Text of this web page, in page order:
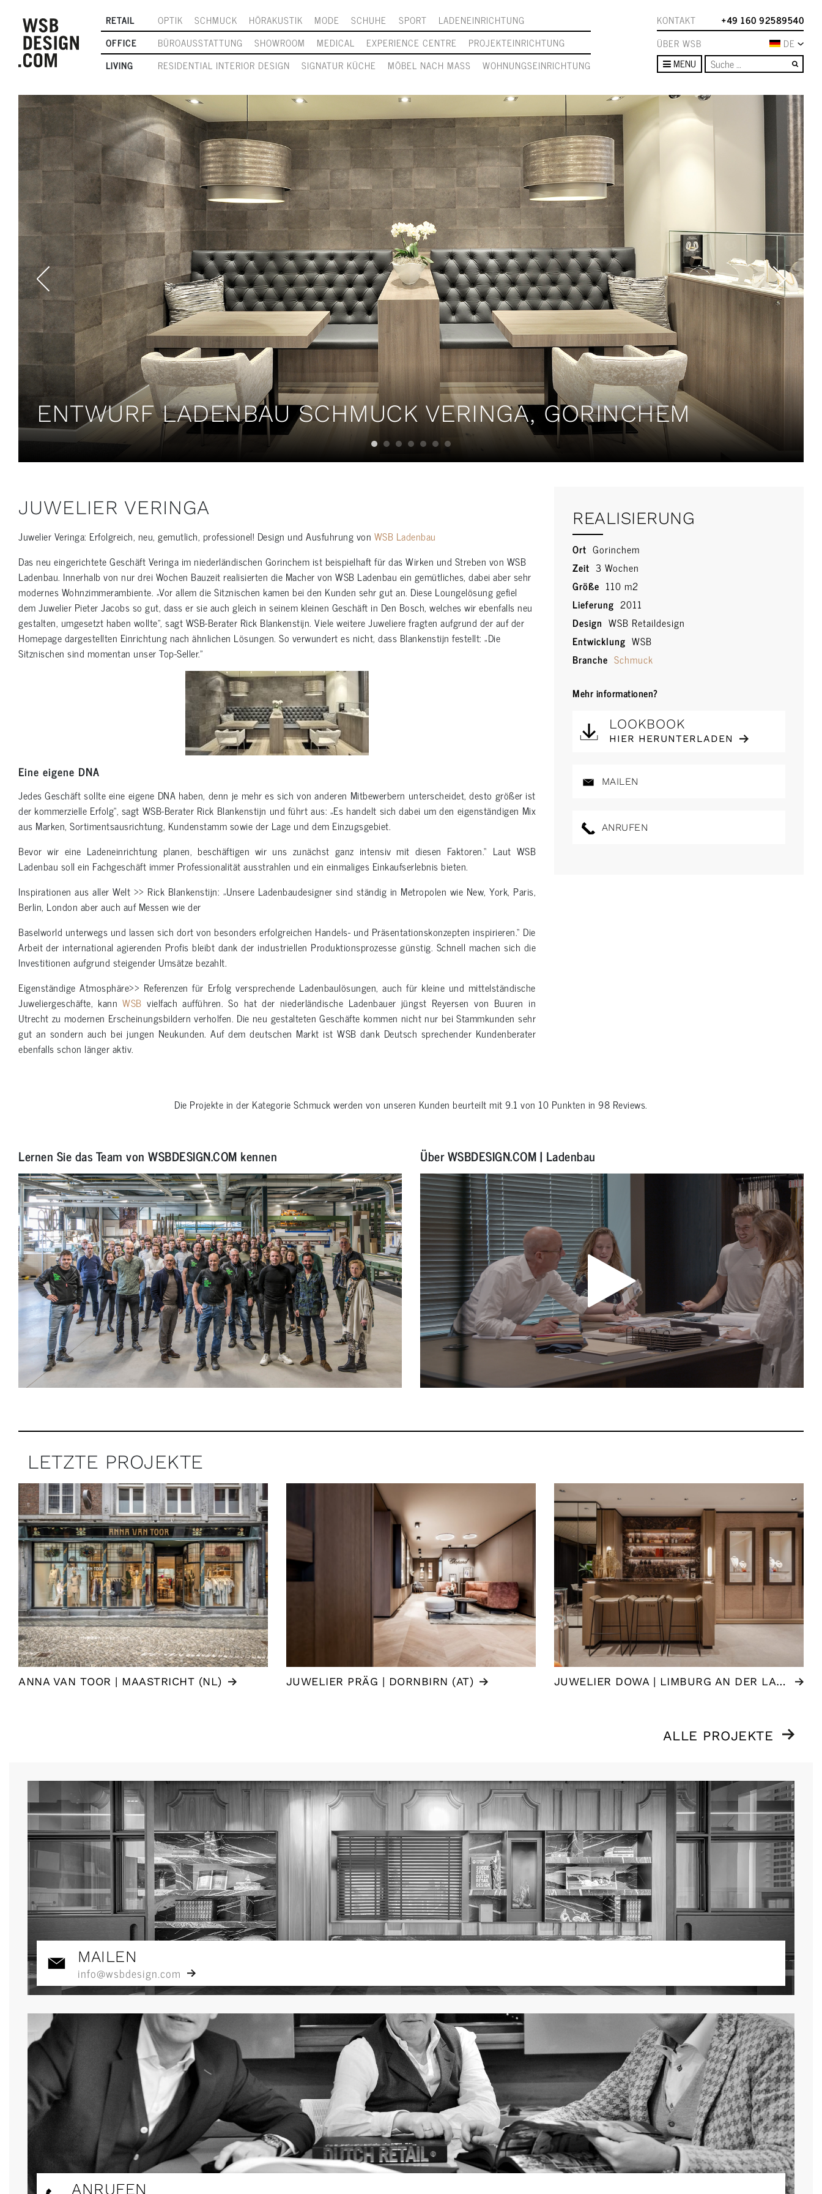
RETAIL OPTIK SCHMUCK HÖRAKUSTIK MODE SCHUHE SPORT
LADENEINRICHTUNG
OFFICE
BÜROAUSSTATTUNG SHOWROOM MEDICAL EXPERIENCE CENTRE
PROJEKTEINRICHTUNG
LIVING
RESIDENTIAL INTERIOR DESIGN SIGNATUR KÜCHE MÖBEL NACH MASS WOHNUNGSEINRICHTUNG
KONTAKT
+49 160 92589540
ÜBER WSB
DE
MENU
ENTWURF LADENBAU SCHMUCK VERINGA, GORINCHEM
JUWELIER VERINGA
Juwelier Veringa: Erfolgreich, neu, gemutlich, professionel! Design und Ausfuhrung von WSB Ladenbau
Das neu eingerichtete Geschäft Veringa im niederländischen Gorinchem ist beispielhaft für das Wirken und Streben von WSB
Ladenbau. Innerhalb von nur drei Wochen Bauzeit realisierten die Macher von WSB Ladenbau ein gemütliches, dabei aber sehr
modernes Wohnzimmerambiente. „Vor allem die Sitznischen kamen bei den Kunden sehr gut an. Diese Loungelösung gefiel
dem Juwelier Pieter Jacobs so gut, dass er sie auch gleich in seinem kleinen Geschäft in Den Bosch, welches wir ebenfalls neu
gestalten, umgesetzt haben wollte”, sagt WSB-Berater Rick Blankenstijn. Viele weitere Juweliere fragten aufgrund der auf der
Homepage dargestellten Einrichtung nach ähnlichen Lösungen. So verwundert es nicht, dass Blankenstijn festellt: „Die
Sitznischen sind momentan unser Top-Seller.”
Eine eigene DNA
Jedes Geschäft sollte eine eigene DNA haben, denn je mehr es sich von anderen Mitbewerbern unterscheidet, desto größer ist
der kommerzielle Erfolg“, sagt WSB-Berater Rick Blankenstijn und führt aus: „Es handelt sich dabei um den eigenständigen Mix
aus Marken, Sortimentsausrichtung, Kundenstamm sowie der Lage und dem Einzugsgebiet.
Bevor wir eine Ladeneinrichtung planen, beschäftigen wir uns zunächst ganz intensiv mit diesen Faktoren.“ Laut WSB
Ladenbau soll ein Fachgeschäft immer Professionalität ausstrahlen und ein einmaliges Einkaufserlebnis bieten.
Inspirationen aus aller Welt >> Rick Blankenstijn: „Unsere Ladenbaudesigner sind ständig in Metropolen wie New, York, Paris,
Berlin, London aber auch auf Messen wie der
Baselworld unterwegs und lassen sich dort von besonders erfolgreichen Handels- und Präsentationskonzepten inspirieren.“ Die
Arbeit der international agierenden Profis bleibt dank der industriellen Produktionsprozesse günstig. Schnell machen sich die
Investitionen aufgrund steigender Umsätze bezahlt.
Eigenständige Atmosphäre>> Referenzen für Erfolg versprechende Ladenbaulösungen, auch für kleine und mittelständische
Juweliergeschäfte, kannWSBvielfach aufführen. So hat der niederländische Ladenbauer jüngst Reyersen von Buuren in
Utrecht zu modernen Erscheinungsbildern verholfen. Die neu gestalteten Geschäfte kommen nicht nur bei Stammkunden sehr
gut an sondern auch bei jungen Neukunden. Auf dem deutschen Markt ist WSB dank Deutsch sprechender Kundenberater
ebenfalls schon länger aktiv.
REALISIERUNG
Ort Gorinchem
Zeit 3 Wochen
Größe 110 m2
Lieferung 2011
Design WSB Retaildesign
Entwicklung WSB
Branche Schmuck
Mehr informationen?
LOOKBOOK
HIER HERUNTERLADEN
MAILEN
ANRUFEN
Die Projekte in der KategorieSchmuckwerden von unseren Kunden beurteilt mit9.1 von 10 Punkten in98 Reviews.
Lernen Sie das Team von WSBDESIGN.COM kennen Über WSBDESIGN.COM | Ladenbau
LETZTE PROJEKTE
ANNA VAN TOOR | MAASTRICHT (NL) JUWELIER PRÄG | DORNBIRN (AT) JUWELIER DOWA | LIMBURG AN DER LAHN (DE)
ALLE PROJEKTE
MAILEN
info@wsbdesign.com
ANRUFEN